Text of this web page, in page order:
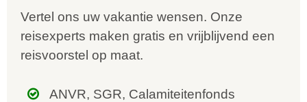
Vertel ons uw vakantie wensen. Onze
reisexperts maken gratis en vrijblijvend een
reisvoorstel op maat.
ANVR, SGR, Calamiteitenfonds